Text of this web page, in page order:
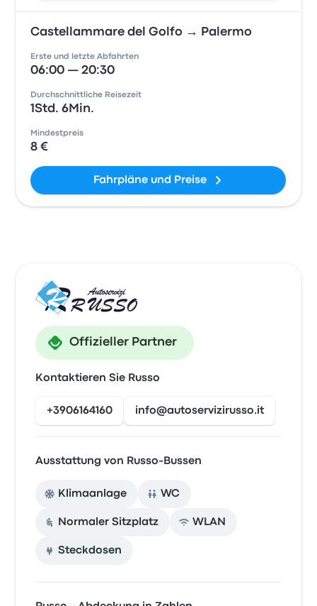
Castellammare del Golfo → Palermo
Erste und letzte Abfahrten
06:00 — 20:30
Durchschnittliche Reisezeit
1Std. 6Min.
Mindestpreis
8 €
Fahrpläne und Preise
Offizieller Partner
Kontaktieren Sie Russo
+3906164160 info@autoservizirusso.it
Ausstattung von Russo-Bussen
Klimaanlage WC
Normaler Sitzplatz WLAN
Steckdosen